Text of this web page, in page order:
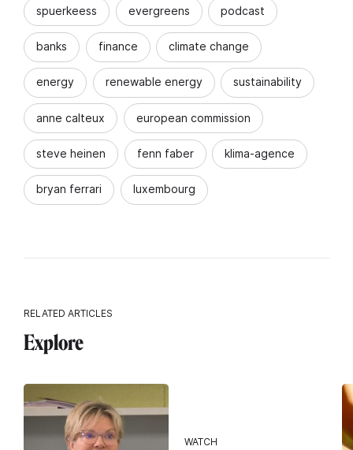
spuerkeess evergreens podcast
banks finance climate change
energy renewable energy sustainability
anne calteux european commission
steve heinen fenn faber klima-agence
bryan ferrari luxembourg
RELATED ARTICLES
Explore
WATCH